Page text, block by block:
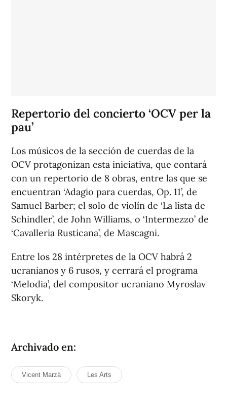
Repertorio del concierto ‘OCV per la
pau’
Los músicos de la sección de cuerdas de la
OCV protagonizan esta iniciativa, que contará
con un repertorio de 8 obras, entre las que se
encuentran ‘Adagio para cuerdas, Op. 11’, de
Samuel Barber; el solo de violín de ‘La lista de
Schindler’, de John Williams, o ‘Intermezzo’ de
‘Cavalleria Rusticana’, de Mascagni.
Entre los 28 intérpretes de la OCV habrá 2
ucranianos y 6 rusos, y cerrará el programa
‘Melodia’, del compositor ucraniano Myroslav
Skoryk.
Archivado en:
Vicent Marzà Les Arts